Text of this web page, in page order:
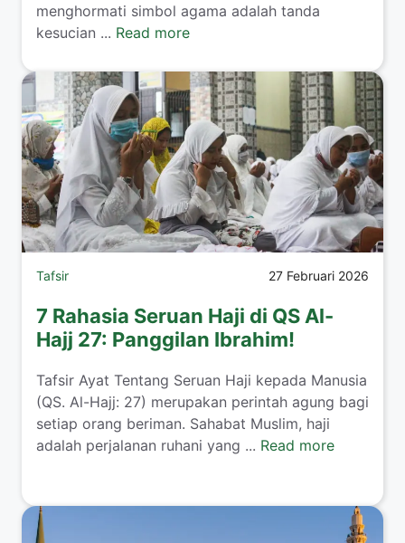
menghormati simbol agama adalah tanda
kesucian ... Read more
Tafsir 27 Februari 2026
7 Rahasia Seruan Haji di QS Al-
Hajj 27: Panggilan Ibrahim!
Tafsir Ayat Tentang Seruan Haji kepada Manusia
(QS. Al-Hajj: 27) merupakan perintah agung bagi
setiap orang beriman. Sahabat Muslim, haji
adalah perjalanan ruhani yang ... Read more